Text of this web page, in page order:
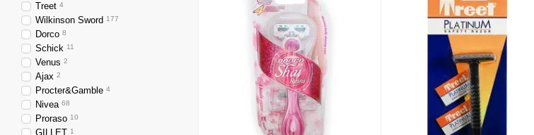
Treet 4
Wilkinson Sword 177
Dorco 8
Schick 11
Venus 2
Ajax 2
Procter&Gamble 4
Nivea 68
Proraso 10
GILLET 1